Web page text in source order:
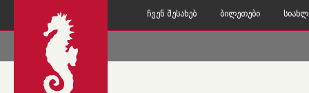
Ჩვენ Შესახებ Ბილეთები